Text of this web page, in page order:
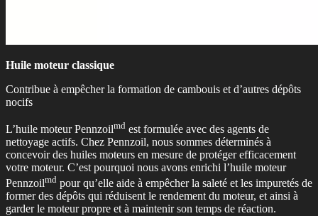
Huile moteur classique
Contribue à empêcher la formation de cambouis et d’autres dépôts
nocifs​
L’huile moteur Pennzoilmd est formulée avec des agents de
nettoyage actifs. Chez Pennzoil, nous sommes déterminés à
concevoir des huiles moteurs en mesure de protéger efficacement
votre moteur. C’est pourquoi nous avons enrichi l’huile moteur
Pennzoilmd pour qu’elle aide à empêcher la saleté et les impuretés de
former des dépôts qui réduisent le rendement du moteur, et ainsi à
garder le moteur propre et à maintenir son temps de réaction.​